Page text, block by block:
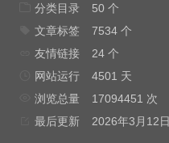
分类目录
50 个
文章标签
7534 个
友情链接
24 个
网站运行
4501 天
浏览总量
17094451 次
最后更新
2026年3月12日